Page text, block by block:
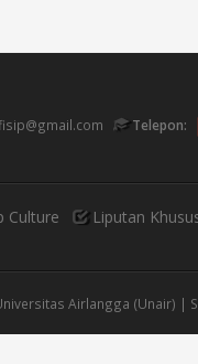
Telepon:
Culture Liputan
Airlangga (Unair) |